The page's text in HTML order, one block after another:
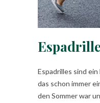
Espadrilles sind ein
das schon immer
den Sommer war